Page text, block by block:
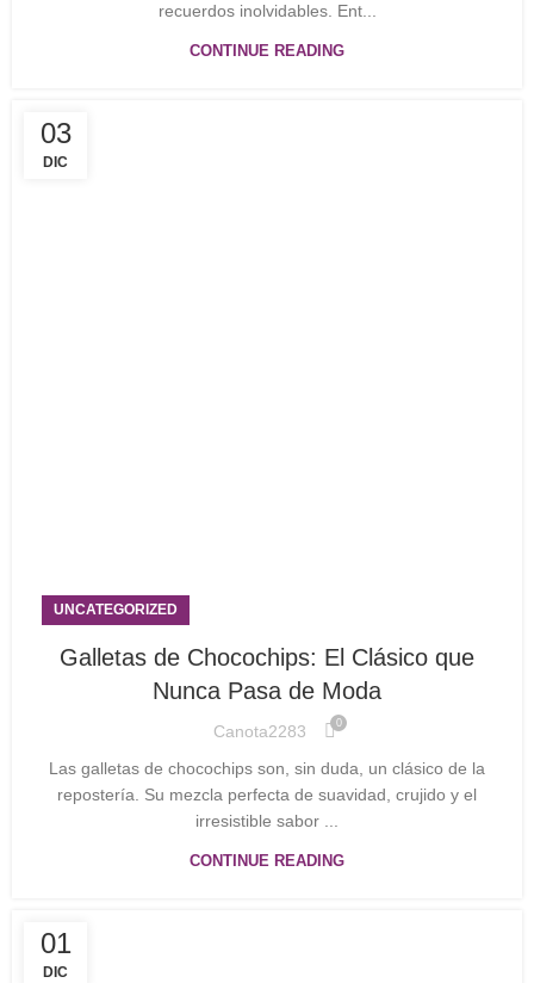
recuerdos inolvidables. Ent...
CONTINUE READING
03
DIC
UNCATEGORIZED
Galletas de Chocochips: El Clásico que
Nunca Pasa de Moda
Canota2283 0
Las galletas de chocochips son, sin duda, un clásico de la
repostería. Su mezcla perfecta de suavidad, crujido y el
irresistible sabor ...
CONTINUE READING
01
DIC